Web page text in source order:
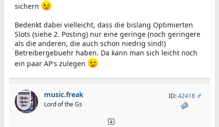
sichern
Bedenkt dabei vielleicht, dass die bislang Optimierten
Slots (siehe 2. Posting) nur eine geringe (noch geringere
als die anderen, die auch schon niedrig sind!)
Betreibergebuehr haben. Da kann man sich leicht noch
ein paar AP's zulegen
music.freak
Lord of the Gs
ID:42418